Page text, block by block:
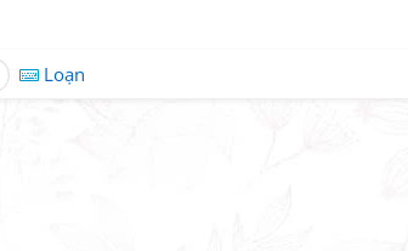
Loạn